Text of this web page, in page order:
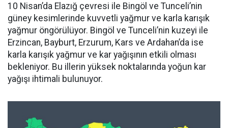
10 Nisan’da Elazığ çevresi ile Bingöl ve Tunceli’nin
güney kesimlerinde kuvvetli yağmur ve karla karışık
yağmur öngörülüyor. Bingöl ve Tunceli’nin kuzeyi ile
Erzincan, Bayburt, Erzurum, Kars ve Ardahan’da ise
karla karışık yağmur ve kar yağışının etkili olması
bekleniyor. Bu illerin yüksek noktalarında yoğun kar
yağışı ihtimali bulunuyor.